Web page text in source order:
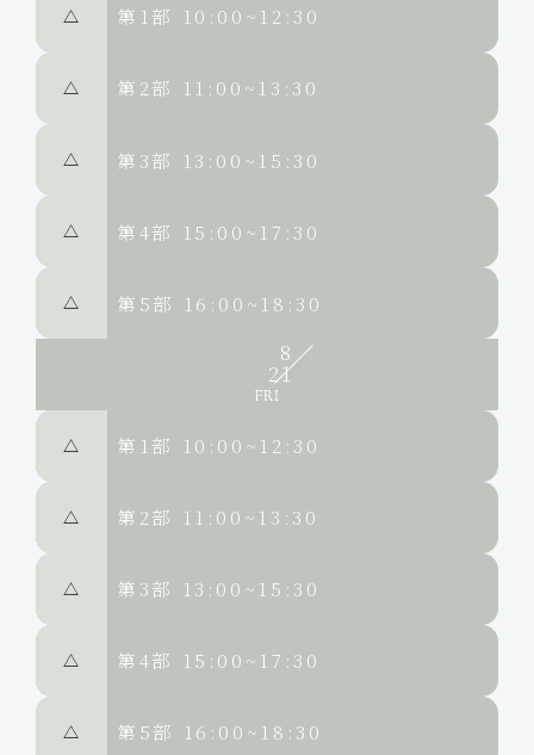
△ 第1部 10:00~12:30
△ 第2部 11:00~13:30
△ 第3部 13:00~15:30
△ 第4部 15:00~17:30
△ 第5部 16:00~18:30
8
21
△ 第1部 10:00~12:30
△ 第2部 11:00~13:30
△ 第3部 13:00~15:30
△ 第4部 15:00~17:30
△ 第5部 16:00~18:30